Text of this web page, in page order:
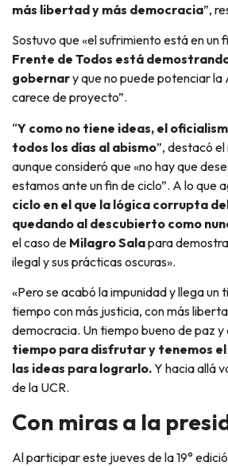
más libertad y más democracia”,
Sostuvo que «el sufrimiento está en un
Frente de Todos está
gobernary que no puede potenciar
carece de proyecto”.
“Y como no tiene ideas, el
todos los días al abismo”, destacó
aunque consideró que «no hay que
estamos ante un fin de ciclo”. A lo que
ciclo en el que la lógica corrupta
quedando al descubierto como
el caso de Milagro Salapara
ilegal y sus prácticas oscuras».
«Pero se acabó la impunidad y llega un
tiempo con más justicia, con más
democracia. Un tiempo bueno de paz y
tiempo para disfrutar y tenemos
las ideas para lograrlo.Y hacia allá
de la UCR.
Con miras a la
Al participar este jueves de la 19°